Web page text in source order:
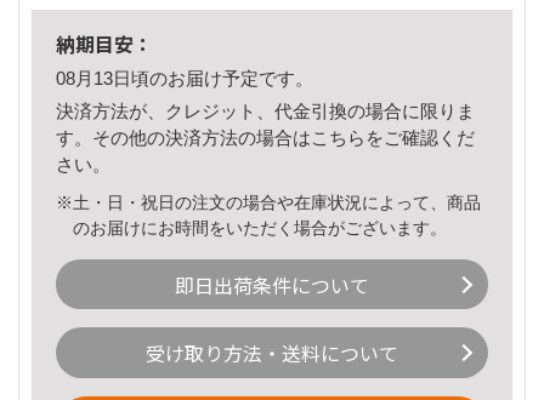
納期目安：
08月13日頃のお届け予定です。
決済方法が、クレジット、代金引換の場合に限りま
す。その他の決済方法の場合はこちら をご確認くだ
さい。
※土・日・祝日の注文の場合や在庫状況によって、商品
のお届けにお時間をいただく場合がございます。
即日出荷条件について
受け取り方法・送料について